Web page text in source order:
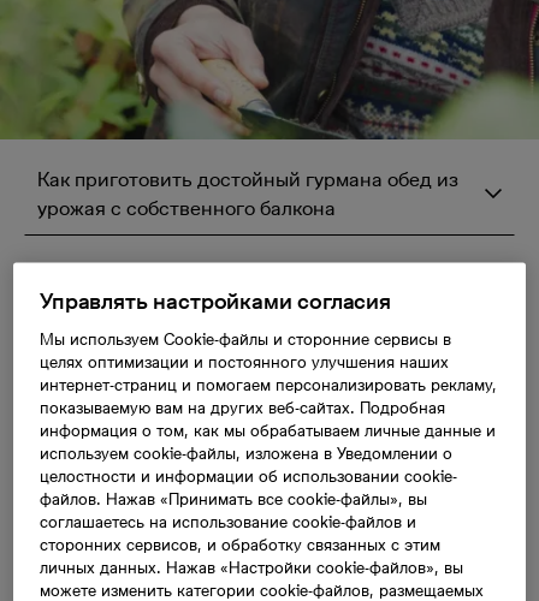
Как приготовить достойный гурмана обед из
урожая с собственного балкона
Как приготовить
достойный гурмана
обед из урожая с
собственного
балкона
Управлять настройками согласия
Мы используем Cookie-файлы и сторонние сервисы в
целях оптимизации и постоянного улучшения наших
интернет-страниц и помогаем персонализировать рекламу,
показываемую вам на других веб-сайтах. Подробная
информация о том, как мы обрабатываем личные данные и
используем cookie-файлы, изложена в Уведомлении о
целостности и информации об использовании cookie-
файлов. Нажав «Принимать все cookie-файлы», вы
соглашаетесь на использование cookie-файлов и
сторонних сервисов, и обработку связанных с этим
личных данных. Нажав «Настройки cookie-файлов», вы
можете изменить категории cookie-файлов, размещаемых